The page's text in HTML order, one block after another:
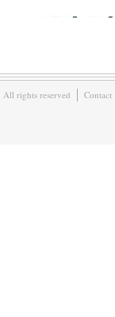
rights reserved Contact